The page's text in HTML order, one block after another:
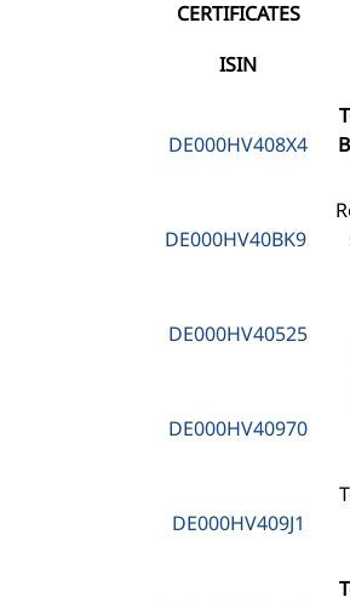
CERTIFICATES
ISIN
DE000HV408X4
DE000HV40BK9
DE000HV40525
DE000HV40970
DE000HV409J1